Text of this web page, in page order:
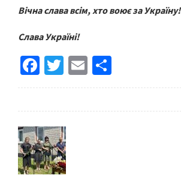
Вічна слава всім, хто воює за Україну!
Слава Україні!
Fa
ce
o
o
k
T
wi
er
E
m h